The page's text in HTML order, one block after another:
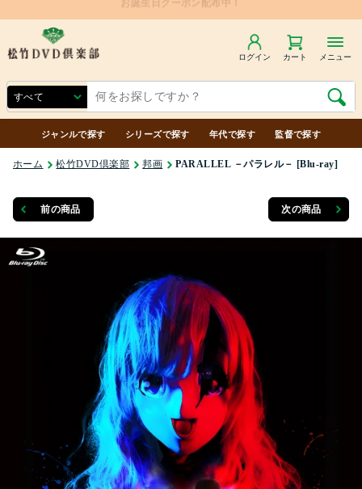
ログイン カート メニュー
ジャンルで探す シリーズで探す 年代で探す 監督で探す
ホーム 松竹DVD倶楽部 邦画 PARALLEL －パラレル－ [Blu-ray]
前の商品 次の商品